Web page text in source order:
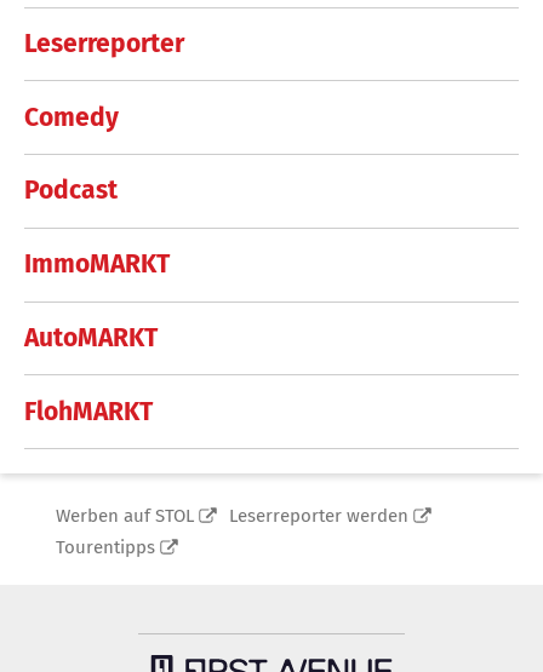
Leserreporter
Comedy
Podcast
ImmoMARKT
AutoMARKT
FlohMARKT
Werben auf STOL
Leserreporter werden
Tourentipps